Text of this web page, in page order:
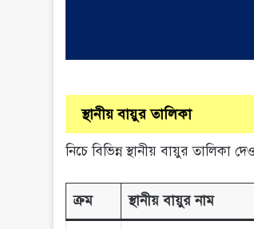
স্থানীয় বায়ুর তালিকা
নিচে বিভিন্ন স্থানীয় বায়ুর তালিকা
ক্রম স্থানীয় বায়ুর নাম